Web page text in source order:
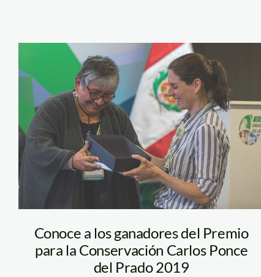
Conoce a los ganadores del Premio
para la Conservación Carlos Ponce
del Prado 2019